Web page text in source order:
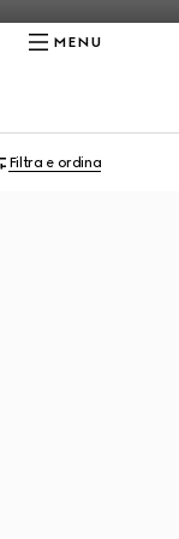
MENU
Filtra e ordina